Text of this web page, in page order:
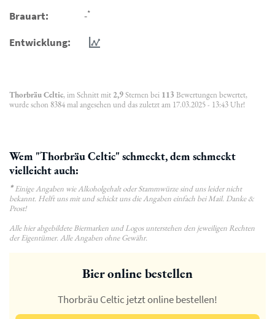
Brauart:
-*
Entwicklung:
Thorbräu Celtic, im Schnitt mit 2,9Sternen bei 113 Bewertungen bewertet,
wurde schon 8384 mal angesehen und das zuletzt am 17.03.2025 - 13:43 Uhr!
Wem "Thorbräu Celtic" schmeckt, dem schmeckt
vielleicht auch:
*Einige Angaben wie Alkoholgehalt oder Stammwürze sind uns leider nicht
bekannt. Helft uns mit und schickt uns die Angaben einfach bei Mail. Danke &
Prost!
Alle hier abgebildete Biermarken und Logos unterstehen den jeweiligen Rechten
der Eigentümer. Alle Angaben ohne Gewähr.
Bier online bestellen
Thorbräu Celtic jetzt online bestellen!